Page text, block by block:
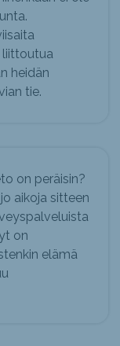
liittoutua
heidän
tie.
on peräisin?
aikoja sitteen
on
elämä